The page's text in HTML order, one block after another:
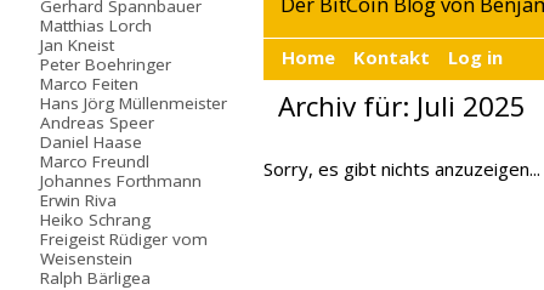
Gerhard Spannbauer
Matthias Lorch
Jan Kneist
Peter Boehringer
Marco Feiten
Hans Jörg Müllenmeister
Andreas Speer
Daniel Haase
Marco Freundl
Johannes Forthmann
Erwin Riva
Heiko Schrang
Freigeist Rüdiger vom
Weisenstein
Ralph Bärligea
Home Kontakt Log in
Archiv für: Juli 2025
Sorry, es gibt nichts anzuzeigen...